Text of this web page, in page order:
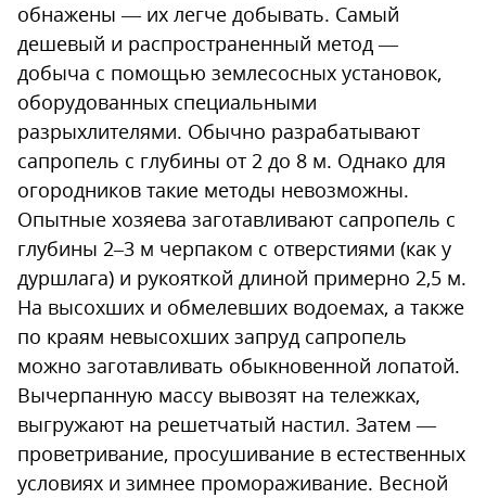
обнажены — их легче добывать. Самый
дешевый и распространенный метод —
добыча с помощью землесосных установок,
оборудованных специальными
разрыхлителями. Обычно разрабатывают
сапропель с глубины от 2 до 8 м. Однако для
огородников такие методы невозможны.
Опытные хозяева заготавливают сапропель с
глубины 2–3 м черпаком с отверстиями (как у
дуршлага) и рукояткой длиной примерно 2,5 м.
На высохших и обмелевших водоемах, а также
по краям невысохших запруд сапропель
можно заготавливать обыкновенной лопатой.
Вычерпанную массу вывозят на тележках,
выгружают на решетчатый настил. Затем —
проветривание, просушивание в естественных
условиях и зимнее промораживание. Весной